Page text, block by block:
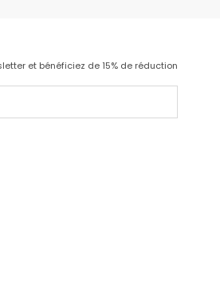
et bénéficiez de 15% de réduction